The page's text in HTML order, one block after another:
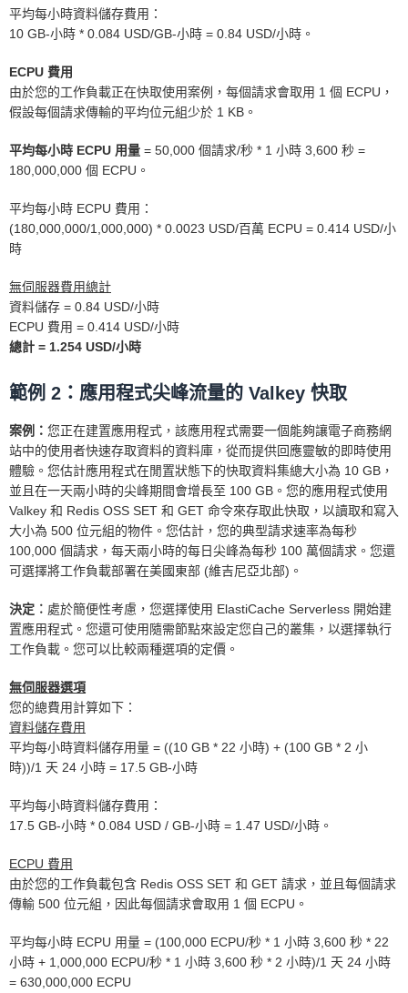
平均每小時資料儲存費用：
10 GB-小時 * 0.084 USD/GB-小時 = 0.84 USD/小時。
ECPU 費用
由於您的工作負載正在快取使用案例，每個請求會取用 1 個 ECPU，
假設每個請求傳輸的平均位元組少於 1 KB。
平均每小時 ECPU 用量 = 50,000 個請求/秒 * 1 小時 3,600 秒 =
180,000,000 個 ECPU。
平均每小時 ECPU 費用：
(180,000,000/1,000,000) * 0.0023 USD/百萬 ECPU = 0.414 USD/小
時
無伺服器費用總計
資料儲存 = 0.84 USD/小時
ECPU 費用 = 0.414 USD/小時
總計 = 1.254 USD/小時
範例 2：應用程式尖峰流量的 Valkey 快取
案例： 您正在建置應用程式，該應用程式需要一個能夠讓電子商務網
站中的使用者快速存取資料的資料庫，從而提供回應靈敏的即時使用
體驗。您估計應用程式在閒置狀態下的快取資料集總大小為 10 GB，
並且在一天兩小時的尖峰期間會增長至 100 GB。您的應用程式使用
Valkey 和 Redis OSS SET 和 GET 命令來存取此快取，以讀取和寫入
大小為 500 位元組的物件。您估計，您的典型請求速率為每秒
100,000 個請求，每天兩小時的每日尖峰為每秒 100 萬個請求。您還
可選擇將工作負載部署在美國東部 (維吉尼亞北部)。
決定︰ 處於簡便性考慮，您選擇使用 ElastiCache Serverless 開始建
置應用程式。您還可使用隨需節點來設定您自己的叢集，以選擇執行
工作負載。您可以比較兩種選項的定價。
無伺服器選項
您的總費用計算如下：
資料儲存費用
平均每小時資料儲存用量 = ((10 GB * 22 小時) + (100 GB * 2 小
時))/1 天 24 小時 = 17.5 GB-小時
平均每小時資料儲存費用：
17.5 GB-小時 * 0.084 USD / GB-小時 = 1.47 USD/小時。
ECPU 費用
由於您的工作負載包含 Redis OSS SET 和 GET 請求，並且每個請求
傳輸 500 位元組，因此每個請求會取用 1 個 ECPU。
平均每小時 ECPU 用量 = (100,000 ECPU/秒 * 1 小時 3,600 秒 * 22
小時 + 1,000,000 ECPU/秒 * 1 小時 3,600 秒 * 2 小時)/1 天 24 小時
= 630,000,000 ECPU